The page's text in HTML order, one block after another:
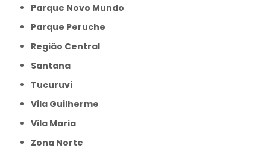
Parque Novo Mundo
Parque Peruche
Região Central
Santana
Tucuruvi
Vila Guilherme
Vila Maria
Zona Norte